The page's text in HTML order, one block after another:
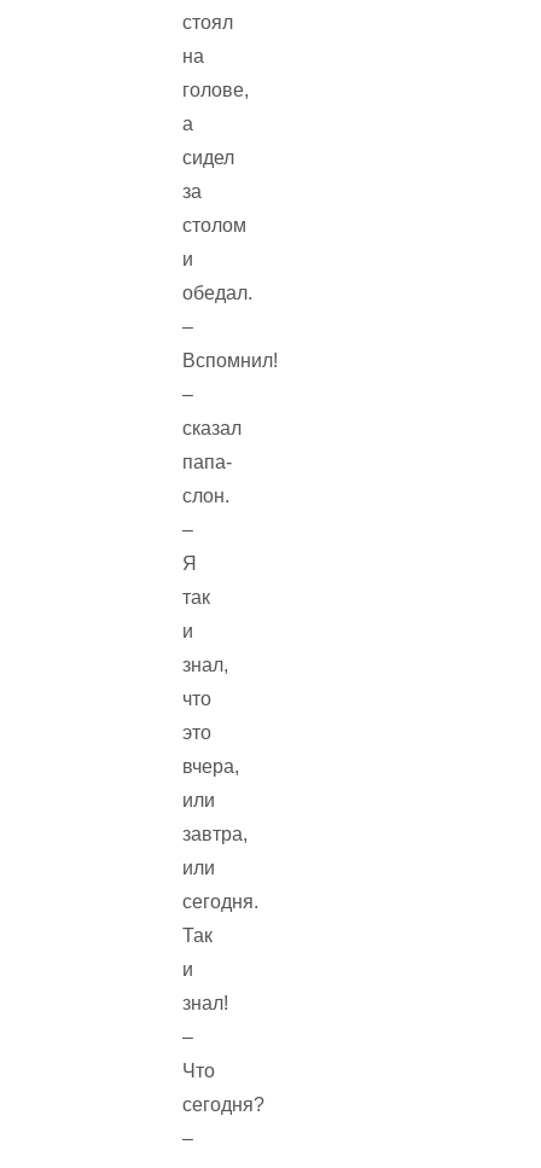
стоял
на
голове,
а
сидел
за
столом
и
обедал.
–
Вспомнил!
–
сказал
папа-
слон.
–
Я
так
и
знал,
что
это
вчера,
или
завтра,
или
сегодня.
Так
и
знал!
–
Что
сегодня?
–